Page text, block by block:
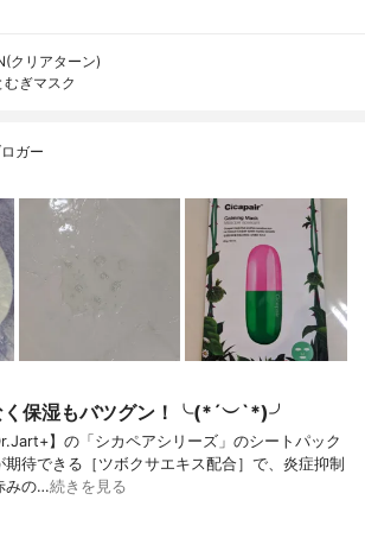
クリアターン)
ぎマスク
ガー
く保湿もバツグン！╰(*´︶`*)╯
】の「シカペアシリーズ」のシートパック
待できる［ツボクサエキス配合］で、炎症抑制
みの…続きを見る